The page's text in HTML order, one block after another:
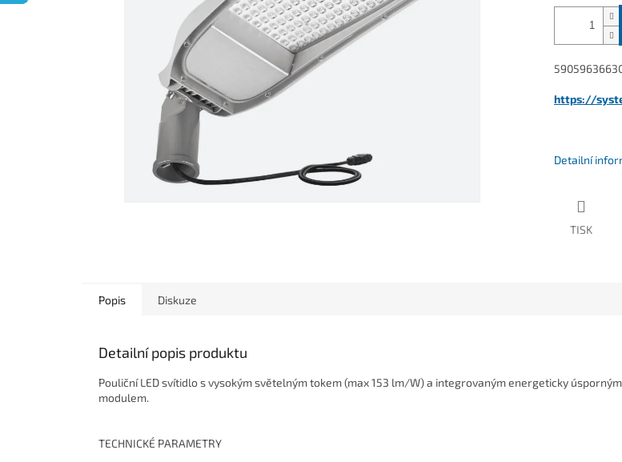
https://
Detailní
TISK
Popis Diskuze
Detailní popis produktu
Pouliční LED svítidlo s vysokým světelným tokem (max 153 lm/W) a integrovaným energeticky úsporným
modulem.
TECHNICKÉ PARAMETRY